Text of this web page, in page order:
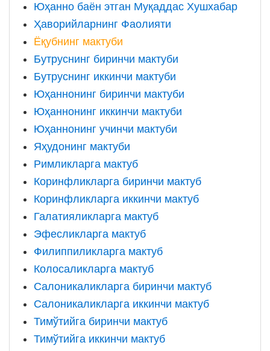
Юҳанно баён этган Муқаддас Хушхабар
Ҳаворийларнинг Фаолияти
Ёқубнинг мактуби
Бутруснинг биринчи мактуби
Бутруснинг иккинчи мактуби
Юҳаннонинг биринчи мактуби
Юҳаннонинг иккинчи мактуби
Юҳаннонинг учинчи мактуби
Яҳудонинг мактуби
Римликларга мактуб
Коринфликларга биринчи мактуб
Коринфликларга иккинчи мактуб
Галатияликларга мактуб
Эфесликларга мактуб
Филиппиликларга мактуб
Колосаликларга мактуб
Салоникаликларга биринчи мактуб
Салоникаликларга иккинчи мактуб
Тимўтийга биринчи мактуб
Тимўтийга иккинчи мактуб